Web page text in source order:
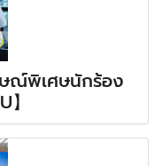
ษณ์พิเศษนักร้อง